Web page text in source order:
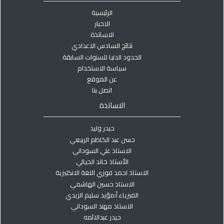
الرئيسية
الاخبار
الاساتذة
نتائج السادس الاعدادي
الحدود الدنيا للسنوات السابقة
سياسة الاستخدام
عن الموقع
اتصل بنا
الاساتذة
حيدر وليد
حسن عبد الكاظم الربيعي
الاستاذ علي السوداني
الأستاذ خالد الحيالي
الاستاذ احمد فوزي اللغة الانكليزية
الاستاذ حسين الهاشمي
الفيزياء أ:مؤيد سليم الزيدي
الاستاذ مهند السوداني
حيدر عبدالائمه